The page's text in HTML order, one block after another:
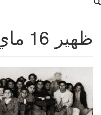
ظهير 16 ماي 1930